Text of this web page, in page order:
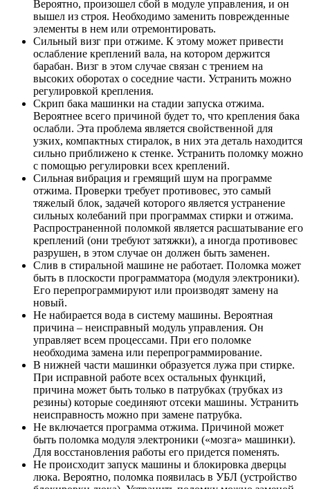
Вероятно, произошел сбой в модуле управления, и он
вышел из строя. Необходимо заменить поврежденные
элементы в нем или отремонтировать.
Сильный визг при отжиме. К этому может привести
ослабление креплений вала, на котором держится
барабан. Визг в этом случае связан с трением на
высоких оборотах о соседние части. Устранить можно
регулировкой крепления.
Скрип бака машинки на стадии запуска отжима.
Вероятнее всего причиной будет то, что крепления бака
ослабли. Эта проблема является свойственной для
узких, компактных стиралок, в них эта деталь находится
сильно приближено к стенке. Устранить поломку можно
с помощью регулировки всех креплений.
Сильная вибрация и гремящий шум на программе
отжима. Проверки требует противовес, это самый
тяжелый блок, задачей которого является устранение
сильных колебаний при программах стирки и отжима.
Распространенной поломкой является расшатывание его
креплений (они требуют затяжки), а иногда противовес
разрушен, в этом случае он должен быть заменен.
Слив в стиральной машине не работает. Поломка может
быть в плоскости программатора (модуля электроники).
Его перепрограммируют или производят замену на
новый.
Не набирается вода в систему машины. Вероятная
причина – неисправный модуль управления. Он
управляет всем процессами. При его поломке
необходима замена или перепрограммирование.
В нижней части машинки образуется лужа при стирке.
При исправной работе всех остальных функций,
причина может быть только в патрубках (трубках из
резины) которые соединяют отсеки машины. Устранить
неисправность можно при замене патрубка.
Не включается программа отжима. Причиной может
быть поломка модуля электроники («мозга» машинки).
Для восстановления работы его придется поменять.
Не происходит запуск машины и блокировка дверцы
люка. Вероятно, поломка появилась в УБЛ (устройство